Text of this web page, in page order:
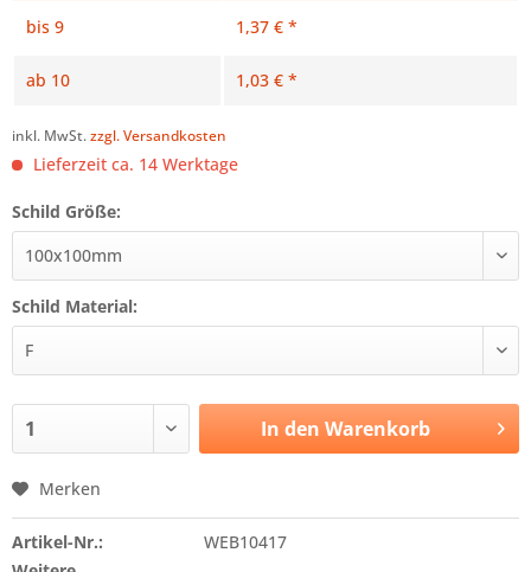
bis 9 1,37 € *
ab 10 1,03 € *
inkl. MwSt.zzgl. Versandkosten
Lieferzeit ca. 14 Werktage
Schild Größe:
Schild Material:
In den Warenkorb
Merken
Artikel-Nr.:
WEB10417